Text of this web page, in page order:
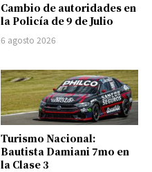
Cambio de autoridades en
la Policía de 9 de Julio
6 agosto 2026
Turismo Nacional:
Bautista Damiani 7mo en
la Clase 3